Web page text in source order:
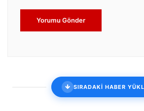
Yorumu Gönder
SIRADAKİ HABER